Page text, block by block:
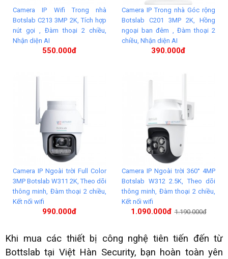
Camera IP Wifi Trong nhà
Botslab C213 3MP 2K, Tích hợp
nút gọi , Đàm thoại 2 chiều,
Nhận diện AI
550.000đ
Camera IP Trong nhà Góc rộng
Botslab C201 3MP 2K, Hồng
ngoại ban đêm , Đàm thoại 2
chiều, Nhận diện AI
390.000đ
Camera IP Ngoài trời Full Color
3MP Botslab W311 2K, Theo dõi
thông minh, Đàm thoại 2 chiều,
Kết nối wifi
990.000đ
Camera IP Ngoài trời 360° 4MP
Botslab W312 2.5K, Theo dõi
thông minh, Đàm thoại 2 chiều,
Kết nối wifi
1.090.000đ 1.190.000đ
Khi mua các thiết bị công nghệ tiên tiến đến từ
Bottslab tại Việt Hàn Security, bạn hoàn toàn yên